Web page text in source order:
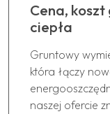
Cena,
ciepła
Gruntowy
która łączy
naszej ofercie